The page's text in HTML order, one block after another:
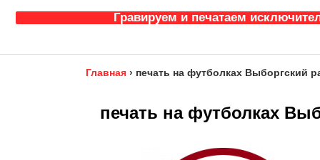
Гравируем и печатаем
Главная › печать на футболках Выборгский
печать на футболках